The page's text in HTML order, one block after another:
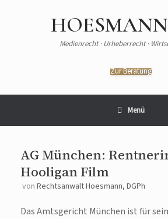
Medienrecht · Urheberrecht ·
Zur Beratung
Menü
AG München:
Hooligan Film
von Rechtsanwalt Hoesmann, DGPh
Das Amtsgericht München ist für